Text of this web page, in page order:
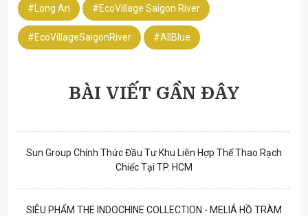
#Long An #EcoVillage Saigon River
#EcoVillageSaigonRiver #AllBlue
BÀI VIẾT GẦN ĐÂY
Sun Group Chính Thức Đầu Tư Khu Liên Hợp Thể Thao Rạch
Chiếc Tại TP. HCM
SIÊU PHẨM THE INDOCHINE COLLECTION - MELIÁ HỒ TRÀM